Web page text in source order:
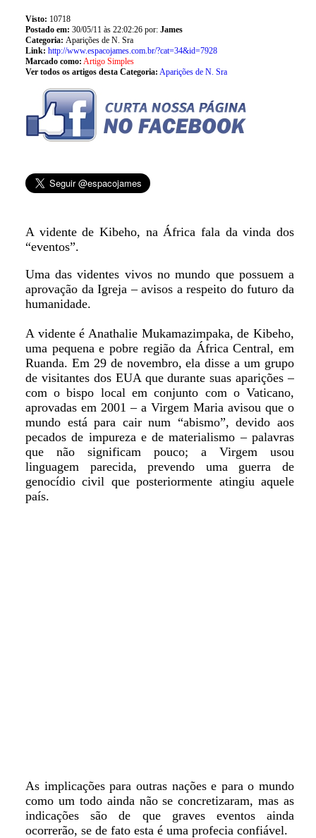
Visto: 10718
Postado em: 30/05/11 às 22:02:26 por: James
Categoria: Aparições de N. Sra
Link: http://www.espacojames.com.br/?cat=34&id=7928
Marcado como: Artigo Simples
Ver todos os artigos desta Categoria: Aparições de N. Sra
A vidente de Kibeho, na África fala da vinda dos
“eventos”.
Uma das videntes vivos no mundo que possuem a
aprovação da Igreja – avisos a respeito do futuro da
humanidade.
A vidente é Anathalie Mukamazimpaka, de Kibeho,
uma pequena e pobre região da África Central, em
Ruanda. Em 29 de novembro, ela disse a um grupo
de visitantes dos EUA que durante suas aparições –
com o bispo local em conjunto com o Vaticano,
aprovadas em 2001 – a Virgem Maria avisou que o
mundo está para cair num “abismo”, devido aos
pecados de impureza e de materialismo – palavras
que não significam pouco; a Virgem usou
linguagem parecida, prevendo uma guerra de
genocídio civil que posteriormente atingiu aquele
país.
As implicações para outras nações e para o mundo
como um todo ainda não se concretizaram, mas as
indicações são de que graves eventos ainda
ocorrerão, se de fato esta é uma profecia confiável.